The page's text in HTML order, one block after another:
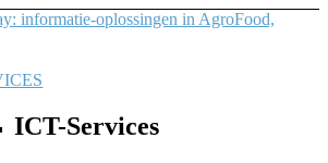
ICT-Services